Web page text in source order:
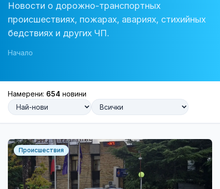
Новости о дорожно-транспортных
происшествиях, пожарах, авариях, стихийных
бедствиях и других ЧП.
Начало
Намерени: 654 новини
Происшествия